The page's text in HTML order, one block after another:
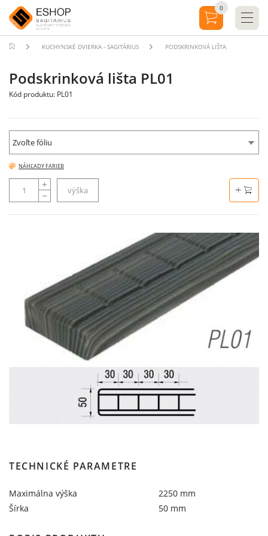
KUCHYNSKÉ DVIERKA - SAGITÁRIUS PODSKRINKOVÁ LIŠTA
Podskrinková lišta PL01
Kód produktu: PL01
Zvoľte fóliu
NÁHĽADY FARIEB
TECHNICKÉ PARAMETRE
Maximálna výška
2250 mm
Šírka
50 mm
0